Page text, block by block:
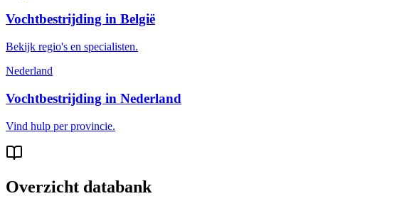
Vochtbestrijding in België
Bekijk regio's en specialisten.
Nederland
Vochtbestrijding in Nederland
Vind hulp per provincie.
Overzicht databank